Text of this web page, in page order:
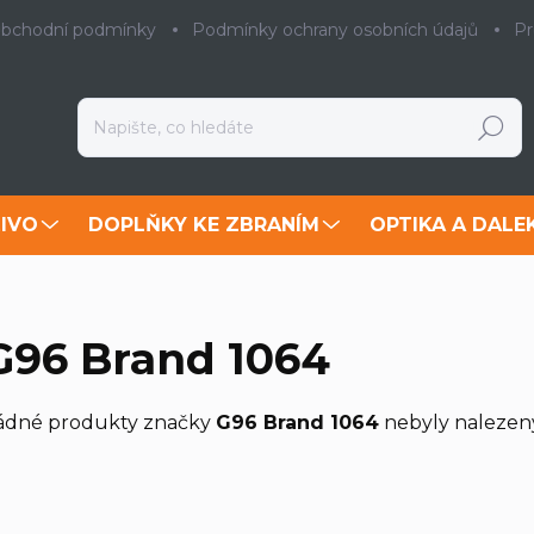
podmínky Podmínky ochrany osobních údajů
Hledat
DOPLŇKY KE ZBRANÍM OPTIKA A
Brand 1064
produkty značky G96 Brand 1064 nebyly